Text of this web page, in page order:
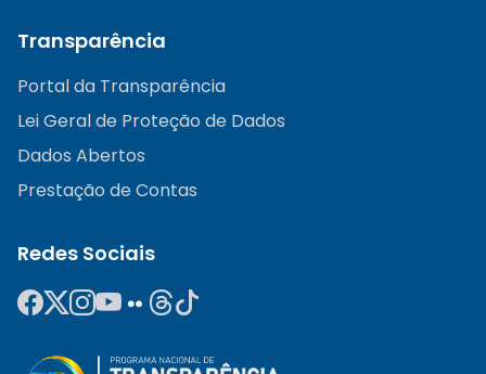
Transparência
Portal da Transparência
Lei Geral de Proteção de Dados
Dados Abertos
Prestação de Contas
Redes Sociais